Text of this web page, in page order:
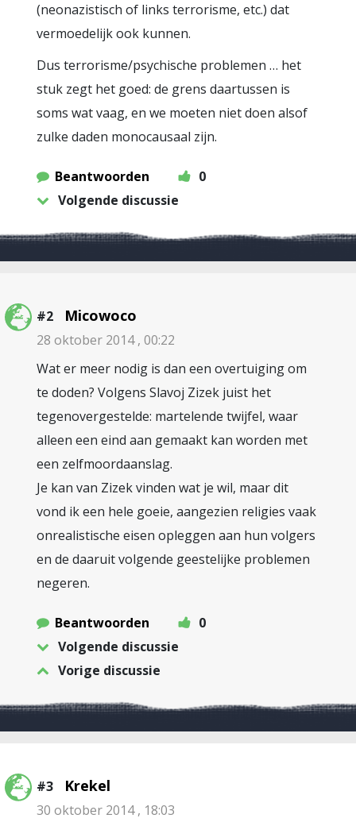
(neonazistisch of links terrorisme, etc.) dat
vermoedelijk ook kunnen.
Dus terrorisme/psychische problemen … het
stuk zegt het goed: de grens daartussen is
soms wat vaag, en we moeten niet doen alsof
zulke daden monocausaal zijn.
Beantwoorden
0
Volgende discussie
#2 Micowoco
28 oktober 2014 , 00:22
Wat er meer nodig is dan een overtuiging om
te doden? Volgens Slavoj Zizek juist het
tegenovergestelde: martelende twijfel, waar
alleen een eind aan gemaakt kan worden met
een zelfmoordaanslag.
Je kan van Zizek vinden wat je wil, maar dit
vond ik een hele goeie, aangezien religies vaak
onrealistische eisen opleggen aan hun volgers
en de daaruit volgende geestelijke problemen
negeren.
Beantwoorden
0
Volgende discussie
Vorige discussie
#3 Krekel
30 oktober 2014 , 18:03